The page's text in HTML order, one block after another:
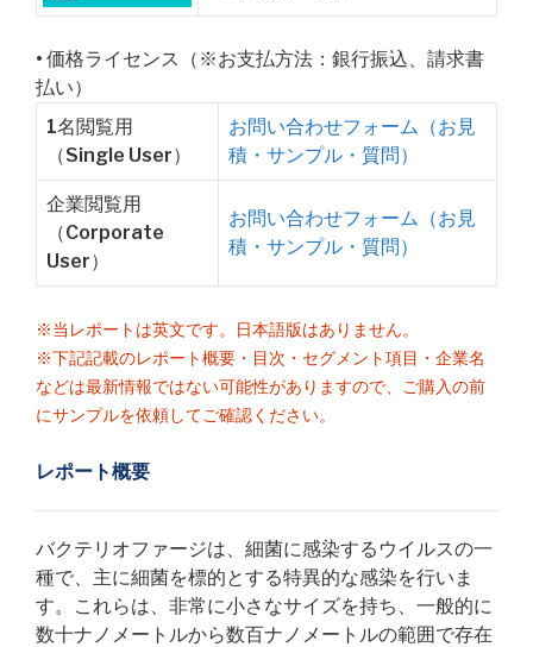
• 価格ライセンス（※お支払方法：銀行振込、請求書
払い）
1名閲覧用
（Single User）
お問い合わせフォーム（お見
積・サンプル・質問）
企業閲覧用
（Corporate
User）
お問い合わせフォーム（お見
積・サンプル・質問）
※当レポートは英文です。日本語版はありません。
※下記記載のレポート概要・目次・セグメント項目・企業名
などは最新情報ではない可能性がありますので、ご購入の前
にサンプルを依頼してご確認ください。
レポート概要
バクテリオファージは、細菌に感染するウイルスの一
種で、主に細菌を標的とする特異的な感染を行いま
す。これらは、非常に小さなサイズを持ち、一般的に
数十ナノメートルから数百ナノメートルの範囲で存在